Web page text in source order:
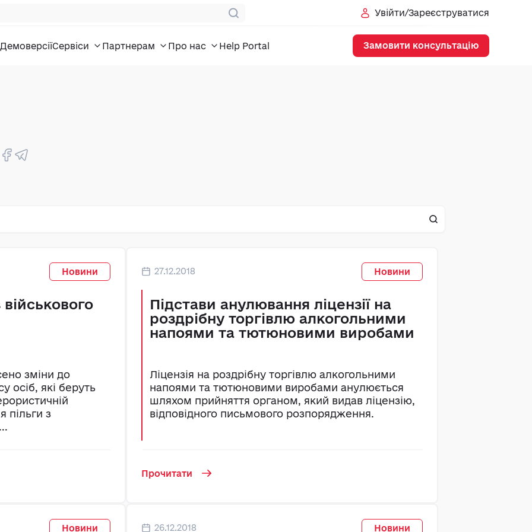
Увійти/Зареєструватися
ДемоверсіїСервіси Партнерам Про нас Help Portal Замовити консультацію
Новини
зміни до
осіб, які беруть
пільги з
27.12.2018 Новини
Підстави анулювання ліцензії на
роздрібну торгівлю алкогольними
напоями та тютюновими виробами
Ліцензія на роздрібну торгівлю алкогольними
напоями та тютюновими виробами анулюється
шляхом прийняття органом, який видав ліцензію,
відповідного письмового розпорядження.
Прочитати
Новини 26.12.2018 Новини